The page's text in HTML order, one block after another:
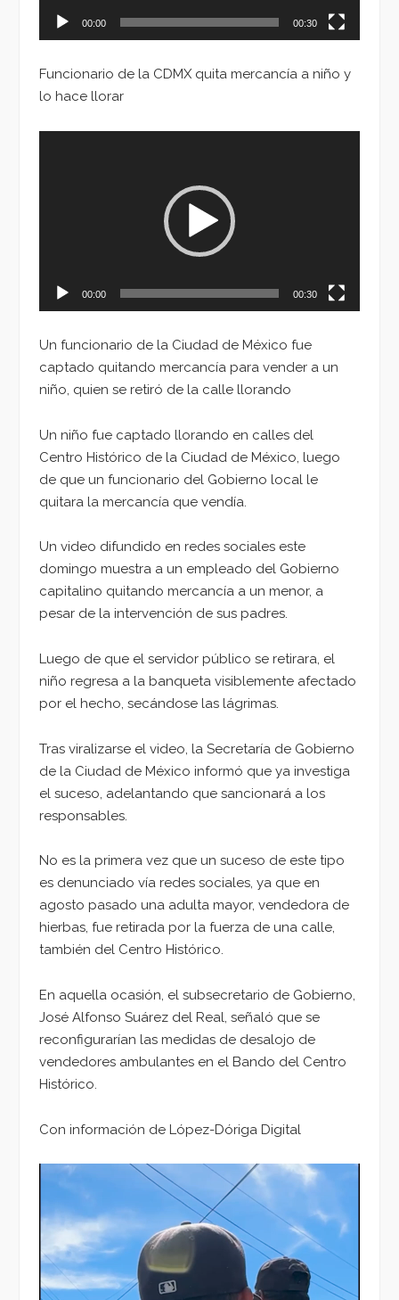
00:00 00:30
Funcionario de la CDMX quita mercancía a niño y
lo hace llorar
00:00 00:30
Un funcionario de la Ciudad de México fue
captado quitando mercancía para vender a un
niño, quien se retiró de la calle llorando
Un niño fue captado llorando en calles del
Centro Histórico de la Ciudad de México, luego
de que un funcionario del Gobierno local le
quitara la mercancía que vendía.
Un video difundido en redes sociales este
domingo muestra a un empleado del Gobierno
capitalino quitando mercancía a un menor, a
pesar de la intervención de sus padres.
Luego de que el servidor público se retirara, el
niño regresa a la banqueta visiblemente afectado
por el hecho, secándose las lágrimas.
Tras viralizarse el video, la Secretaría de Gobierno
de la Ciudad de México informó que ya investiga
el suceso, adelantando que sancionará a los
responsables.
No es la primera vez que un suceso de este tipo
es denunciado vía redes sociales, ya que en
agosto pasado una adulta mayor, vendedora de
hierbas, fue retirada por la fuerza de una calle,
también del Centro Histórico.
En aquella ocasión, el subsecretario de Gobierno,
José Alfonso Suárez del Real, señaló que se
reconfigurarían las medidas de desalojo de
vendedores ambulantes en el Bando del Centro
Histórico.
Con información de López-Dóriga Digital
Reproductor
vídeo